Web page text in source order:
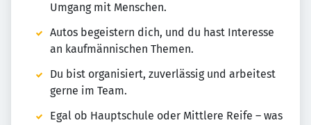
Umgang mit Menschen.
Autos begeistern dich, und du hast Interesse
an kaufmännischen Themen.
Du bist organisiert, zuverlässig und arbeitest
gerne im Team.
Egal ob Hauptschule oder Mittlere Reife – was